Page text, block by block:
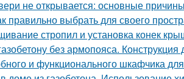
не открывается: основные
правильно выбрать для своего
стропил и установка конек
без армопояса. Конструкция
и функционального шкафчика